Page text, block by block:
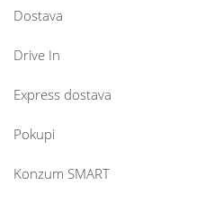
Dostava
Drive In
Express dostava
Pokupi
Konzum SMART